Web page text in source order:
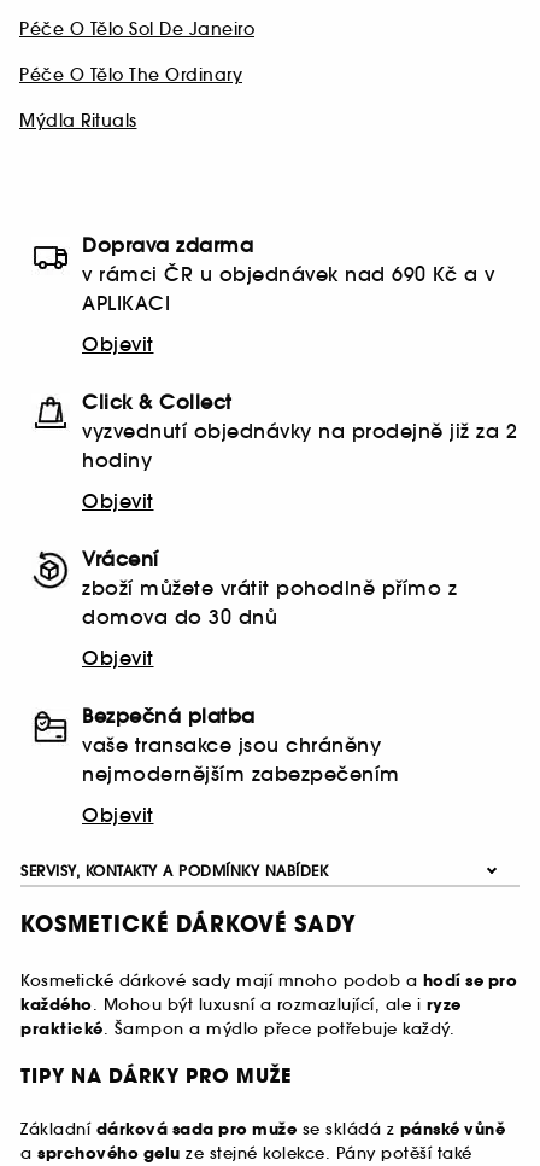
Péče O Tělo Sol De Janeiro
Péče O Tělo The Ordinary
Mýdla Rituals
Doprava zdarma
v rámci ČR u objednávek nad 690 Kč a v
APLIKACI
Objevit
Click & Collect
vyzvednutí objednávky na prodejně již za 2
hodiny
Objevit
Vrácení
zboží můžete vrátit pohodlně přímo z
domova do 30 dnů
Objevit
Bezpečná platba
vaše transakce jsou chráněny
nejmodernějším zabezpečením
Objevit
SERVISY, KONTAKTY A PODMÍNKY NABÍDEK
KOSMETICKÉ DÁRKOVÉ SADY
Kosmetické dárkové sady mají mnoho podob a hodí se pro
každého. Mohou být luxusní a rozmazlující, ale i ryze
praktické. Šampon a mýdlo přece potřebuje každý.
TIPY NA DÁRKY PRO MUŽE
Základní dárková sada pro muže se skládá z pánské vůně
a sprchového gelu ze stejné kolekce. Pány potěší také